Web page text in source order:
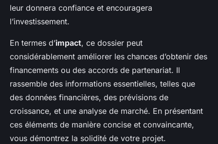
leur donnera confiance et encouragera
l’investissement.
En termes d’impact, ce dossier peut
considérablement améliorer les chances d’obtenir des
financements ou des accords de partenariat. Il
rassemble des informations essentielles, telles que
des données financières, des prévisions de
croissance, et une analyse de marché. En présentant
ces éléments de manière concise et convaincante,
vous démontrez la solidité de votre projet.